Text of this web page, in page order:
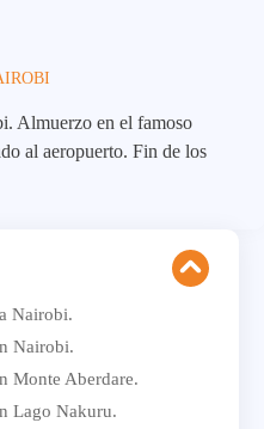
Almuerzo en el famoso
al aeropuerto. Fin de los
Nairobi.
Nairobi.
Monte Aberdare.
Lago Nakuru.